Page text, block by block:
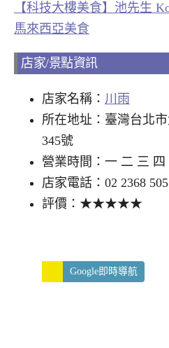
【科技大樓美食】池先生
馬來西亞美食
店家/景點資訊
店家名稱： 川雨
所在地址：臺灣台北
345號
營業時間：一 二 三 四
店家電話：02 2368
評價：★★★★★
Google即時導航